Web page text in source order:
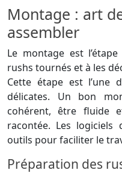
Montage : art
assembler
Le montage est
rushs tournés et à les
Cette étape est l’une
délicates. Un bon
cohérent, être fluide
racontée. Les
outils pour faciliter le
Préparation des